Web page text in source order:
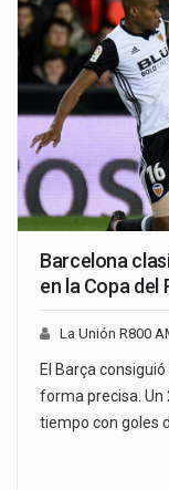
Barcelona
en la Copa del
La Unión R800
El Barça
forma precisa. Un
tiempo con goles